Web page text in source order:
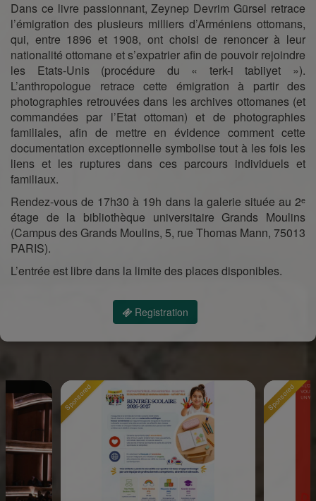
Dans ce livre passionnant, Zeynep Devrim Gürsel retrace
l’émigration des plusieurs milliers d’Arméniens ottomans,
qui, entre 1896 et 1908, ont choisi de renoncer à leur
nationalité ottomane et s’expatrier afin de pouvoir rejoindre
les Etats-Unis (procédure du « terk-i tabiiyet »).
L’anthropologue retrace cette émigration à partir des
photographies retrouvées dans les archives ottomanes (et
commandées par l’Etat ottoman) et de photographies
familiales, afin de mettre en évidence comment cette
documentation exceptionnelle symbolise tout à les fois les
liens et les ruptures dans ces parcours individuels et
familiaux.
Rendez-vous de 17h30 à 19h dans la galerie située au 2ᵉ
étage de la bibliothèque universitaire Grands Moulins
(Campus des Grands Moulins, 5, rue Thomas Mann, 75013
PARIS).
L’entrée est libre dans la limite des places disponibles.
Registration
Sponsored